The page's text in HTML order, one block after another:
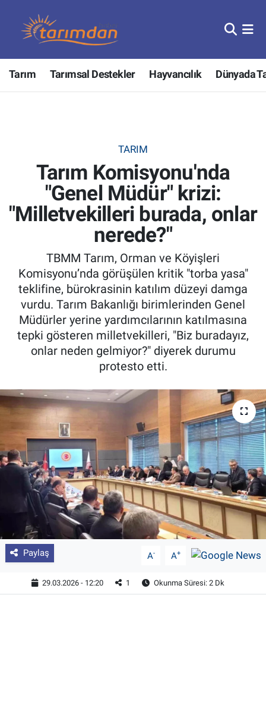
Tarım Tarımsal Destekler Hayvancılık Dünyada
TARIM
Tarım Komisyonu'nda
"Genel Müdür" krizi:
"Milletvekilleri burada, onlar
nerede?"
TBMM Tarım, Orman ve Köyişleri
Komisyonu’nda görüşülen kritik "torba yasa"
teklifine, bürokrasinin katılım düzeyi damga
vurdu. Tarım Bakanlığı birimlerinden Genel
Müdürler yerine yardımcılarının katılmasına
tepki gösteren milletvekilleri, "Biz buradayız,
onlar neden gelmiyor?" diyerek durumu
protesto etti.
Paylaş A- A+
29.03.2026 - 12:20 1 Okunma Süresi: 2 Dk
Tarım
Hayvancılık
Tarımsal Destekler
Tarım Bakanlığı
Tarım Kredi Kooperatifleri
Pankobirlik
Et fiyatları
Tarım Bilgisi
Dünyada Tarım
Üretici Birlikleri
Şeker ve Şekerli Mamüller
Tahıllar ve Baklagiller
Tohum
Nöbetçi Eczaneler
Hava Durumu
Tüm Manşetler
Son Dakika Haberleri